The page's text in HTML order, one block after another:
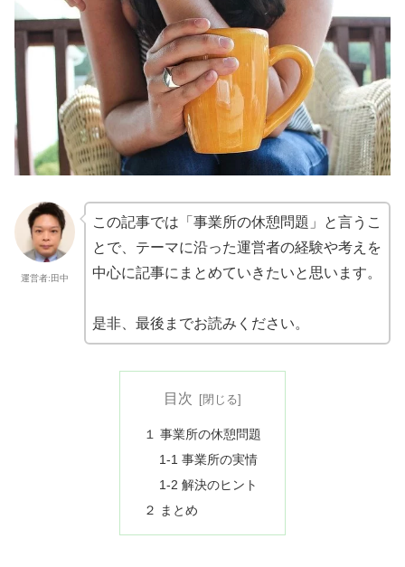
運営者:田中
この記事では「事業所の休憩問題」と言うこ
とで、テーマに沿った運営者の経験や考えを
中心に記事にまとめていきたいと思います。
是非、最後までお読みください。
目次
１ 事業所の休憩問題
1-1 事業所の実情
1-2 解決のヒント
２ まとめ